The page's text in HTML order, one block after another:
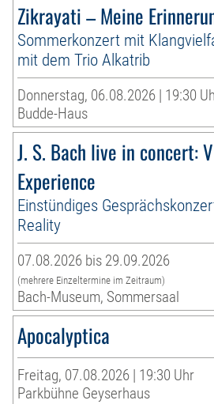
Zikrayati – Meine
Sommerkonzert mit
mit dem Trio Alkatrib
Donnerstag, 06.08.2026 | 19:30
Budde-Haus
J. S. Bach live in concert:
Experience
Einstündiges
Reality
07.08.2026 bis 29.09.2026
(mehrere Einzeltermine im Zeitraum)
Bach-Museum, Sommersaal
Apocalyptica
Freitag, 07.08.2026 | 19:30 Uhr
Parkbühne Geyserhaus